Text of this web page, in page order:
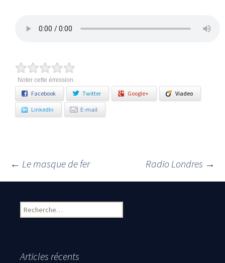
Noter cette émission
Facebook Twitter Google+ Viadeo
LinkedIn E-mail
Navigation des articles
← Le masque de fer Radio Londres →
Rechercher :
Articles récents